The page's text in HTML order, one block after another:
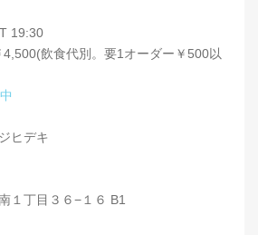
19:30
飲食代別。要1オーダー￥500以
ヒデキ
１丁目３６−１６ B1